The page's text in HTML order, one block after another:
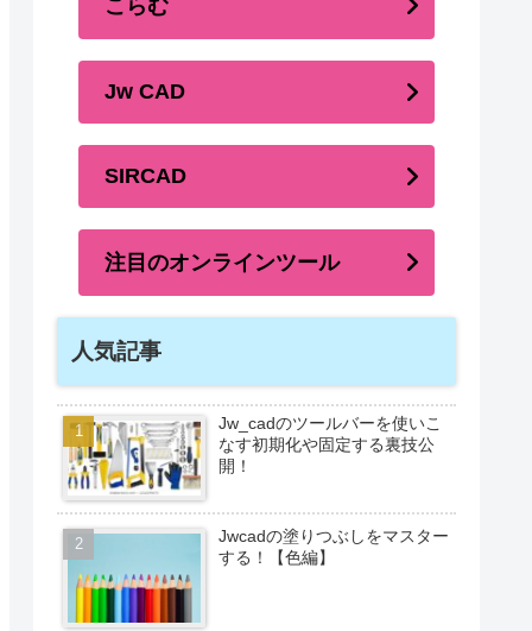
こらむ
Jw CAD
SIRCAD
注目のオンラインツール
人気記事
Jw_cadのツールバーを使いこ
なす初期化や固定する裏技公
開！
Jwcadの塗りつぶしをマスター
する！【色編】